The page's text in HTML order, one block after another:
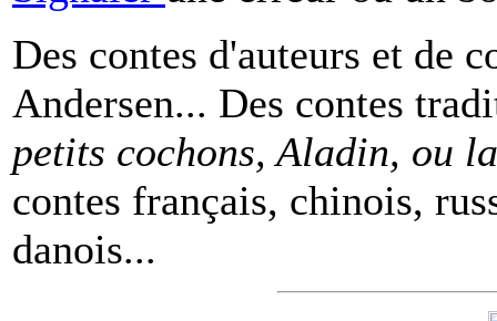
Des contes d'auteurs et de
Andersen... Des contes
petits cochons, Aladin, ou
contes français, chinois,
danois...